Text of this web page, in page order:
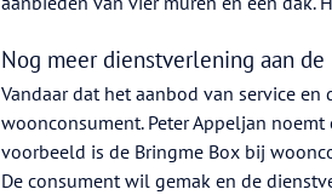
Nog meer dienstverlening aan
Vandaar dat het aanbod van service
woonconsument. Peter Appeljan
voorbeeld is de Bringme Box bij
De consument wil gemak en de